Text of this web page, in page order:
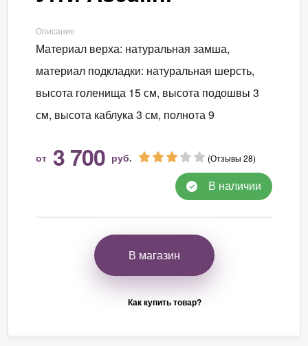
Описание
Материал верха: натуральная замша,
материал подкладки: натуральная шерсть,
высота голенища 15 см, высота подошвы 3
см, высота каблука 3 см, полнота 9
от 3 700 руб. (Отзывы 28)
В наличии
В магазин
Как купить товар?